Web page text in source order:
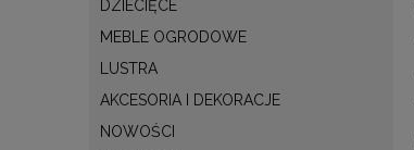
DZIECIĘCE
MEBLE OGRODOWE
LUSTRA
AKCESORIA I DEKORACJE
NOWOŚCI